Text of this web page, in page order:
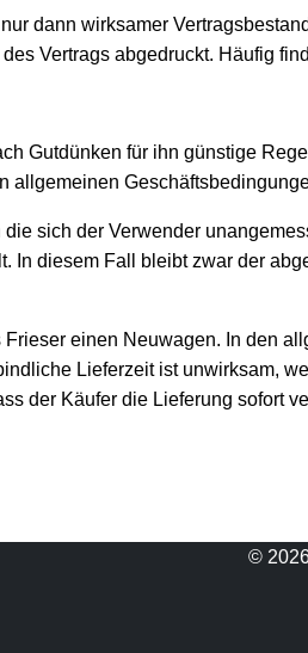
dann wirksamer
Vertrags abgedruckt. Häufig
Gutdünken für ihn günstige
allgemeinen
sich der Verwender
In diesem Fall bleibt zwar der
einen Neuwagen. In den
Lieferzeit ist unwirksam,
der Käufer die Lieferung sofort
©